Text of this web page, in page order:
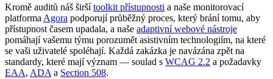
Kromě auditů náš širšítoolkit přístupnosti a naše monitorovací
platforma Agora podporují průběžný proces, který brání tomu, aby
přístupnost časem upadala, a naše adaptivní webové nástroje
pomáhají vašemu týmu porozumět asistivním technologiím, na které
se vaši uživatelé spoléhají. Každá zakázka je navázána zpět na
standardy, které mají význam — soulad s WCAG 2.2 a požadavky
EAA, ADA a Section 508.